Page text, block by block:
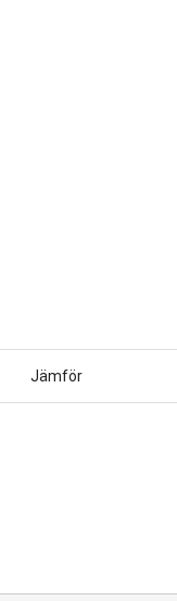
Jämför